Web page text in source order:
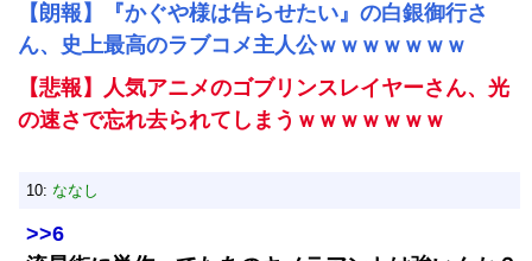
【朗報】『かぐや様は告らせたい』の白銀御行さ
ん、史上最高のラブコメ主人公ｗｗｗｗｗｗｗ
【悲報】人気アニメのゴブリンスレイヤーさん、光
の速さで忘れ去られてしまうｗｗｗｗｗｗｗ
10: ななし
>>6